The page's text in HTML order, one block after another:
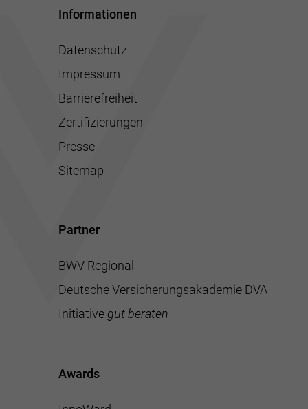
Informationen
Datenschutz
Impressum
Barrierefreiheit
Zertifizierungen
Presse
Sitemap
Partner
BWV Regional
Deutsche Versicherungsakademie DVA
Initiative gut beraten
Awards